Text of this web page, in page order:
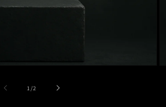
1 /von
2